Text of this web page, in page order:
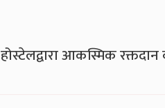
होस्टेलद्वारा आकस्मिक